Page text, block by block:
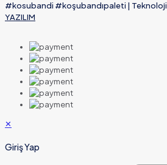
#kosubandi #koşubandıpaleti | Teknoloji
YAZILIM
✕
Giriş Yap